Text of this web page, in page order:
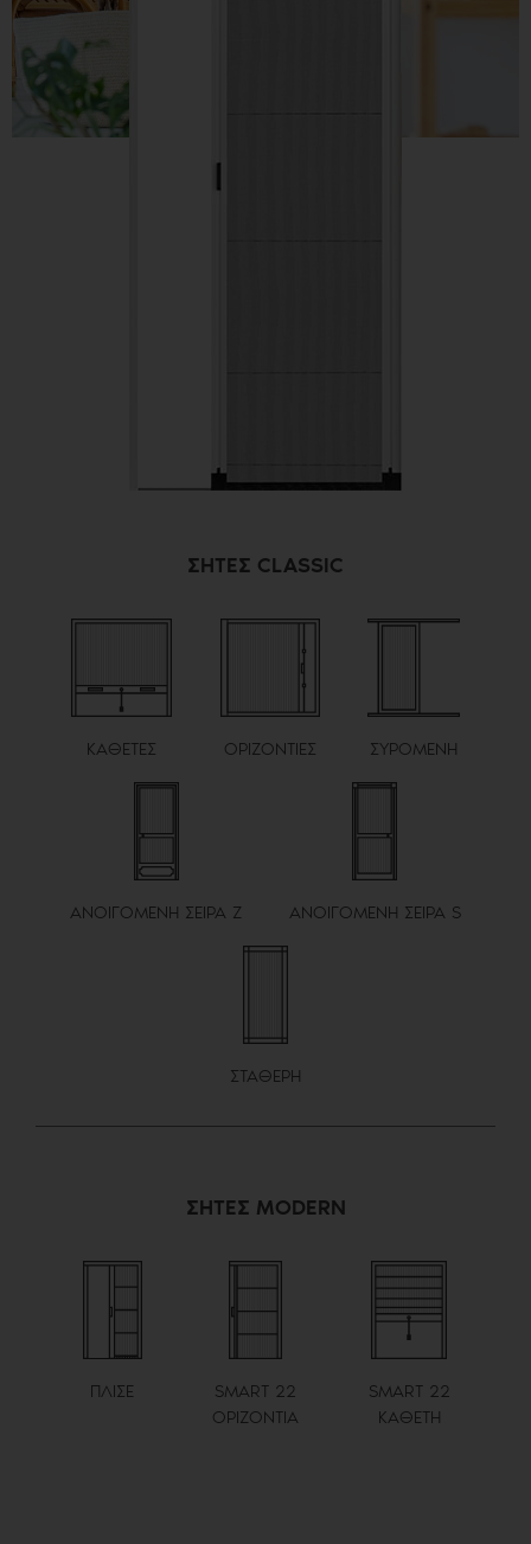
ΣΗΤΕΣ CLASSIC
ΚΑΘΕΤΕΣ ΟΡΙΖΟΝΤΙΕΣ ΣΥΡΟΜΕΝΗ
ΑΝΟΙΓΟΜΕΝΗ ΣΕΙΡΑ Ζ ΑΝΟΙΓΟΜΕΝΗ ΣΕΙΡΑ S
ΣΤΑΘΕΡΗ
ΣΗΤΕΣ MODERN
ΠΛΙΣΕ
SMART 22
ΟΡΙΖΟΝΤΙΑ
SMART 22
ΚΑΘΕΤΗ